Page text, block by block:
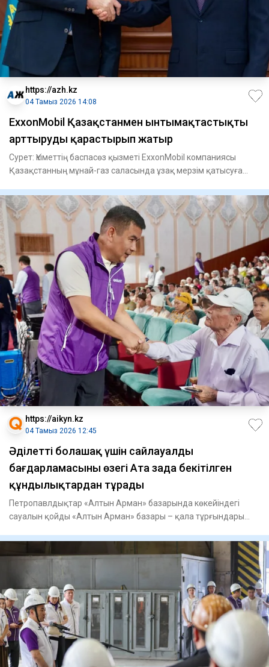
https://azh.kz
04 Тамыз 2026 14:08
​ExxonMobil Қазақстанмен ынтымақтастықты
арттыруды қарастырып жатыр
Сурет: Үкіметтің баспасөз қызметі ExxonMobil компаниясы
Қазақстанның мұнай-газ саласында ұзақ мерзім қатысуға
https://aikyn.kz
04 Тамыз 2026 12:45
Әділетті болашақ үшін сайлауалды
бағдарламасының өзегі Ата заңда бекітілген
құндылықтардан тұрады
Петропавлдықтар «Алтын Арман» базарында көкейіндегі
сауалын қойды «Алтын Арман» базары – қала тұрғындары